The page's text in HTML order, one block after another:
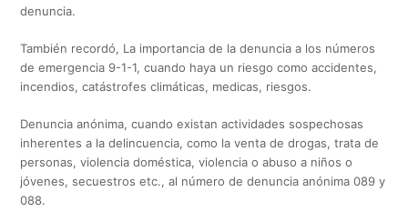
denuncia.
También recordó, La importancia de la denuncia a los números
de emergencia 9-1-1, cuando haya un riesgo como accidentes,
incendios, catástrofes climáticas, medicas, riesgos.
Denuncia anónima, cuando existan actividades sospechosas
inherentes a la delincuencia, como la venta de drogas, trata de
personas, violencia doméstica, violencia o abuso a niños o
jóvenes, secuestros etc., al número de denuncia anónima 089 y
088.